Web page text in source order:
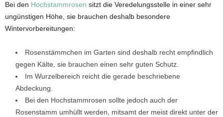
Bei den Hochstammrosen sitzt die Veredelungsstelle in einer sehr
ungünstigen Höhe, sie brauchen deshalb besondere
Wintervorbereitungen:
Rosenstämmchen im Garten sind deshalb recht empfindlich
gegen Kälte, sie brauchen einen sehr guten Schutz.
Im Wurzelbereich reicht die gerade beschriebene
Abdeckung.
Bei den Hochstammrosen sollte jedoch auch der
Rosenstamm umhüllt werden, mitsamt der meist direkt unter der